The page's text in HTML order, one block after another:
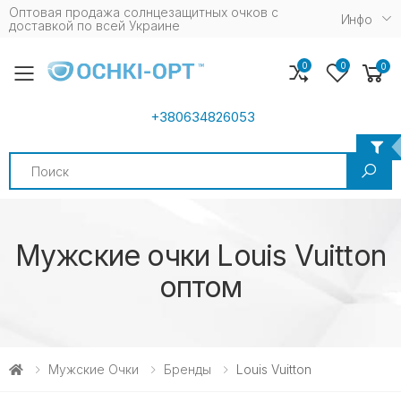
Оптовая продажа солнцезащитных очков c
доставкой по всей Украине
Инфо
Toggle mobile menu
+380634826053
Search
0 0 0
Мужские очки Louis Vuitton
оптом
Мужские Очки Бренды Louis Vuitton